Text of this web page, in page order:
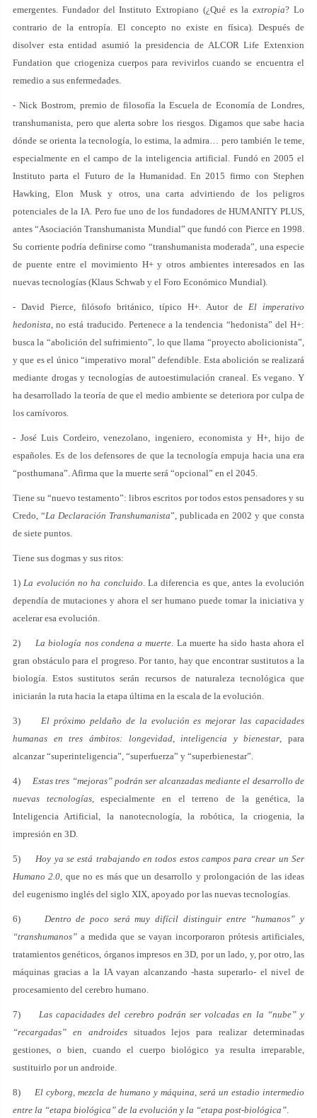
emergentes. Fundador del Instituto Extropiano (¿Qué es laextropia? Lo
contrario de la entropía. El concepto no existe en física). Después de
disolver esta entidad asumió la presidencia de ALCOR Life Extenxion
Fundation que criogeniza cuerpos para revivirlos cuando se encuentra el
remedio a sus enfermedades.
- Nick Bostrom, premio de filosofía la Escuela de Economía de Londres,
transhumanista, pero que alerta sobre los riesgos. Digamos que sabe hacia
dónde se orienta la tecnología, lo estima, la admira… pero también le teme,
especialmente en el campo de la inteligencia artificial. Fundó en 2005 el
Instituto parta el Futuro de la Humanidad. En 2015 firmo con Stephen
Hawking, Elon Musk y otros, una carta advirtiendo de los peligros
potenciales de la IA. Pero fue uno de los fundadores de HUMANITY PLUS,
antes “Asociación Transhumanista Mundial” que fundó con Pierce en 1998.
Su corriente podría definirse como “transhumanista moderada”, una especie
de puente entre el movimiento H+ y otros ambientes interesados en las
nuevas tecnologías (Klaus Schwab y el Foro Económico Mundial).
- David Pierce, filósofo británico, típico H+. Autor de El imperativo
hedonista, no está traducido. Pertenece a la tendencia “hedonista” del H+:
busca la “abolición del sufrimiento”, lo que llama “proyecto abolicionista”,
y que es el único “imperativo moral” defendible. Esta abolición se realizará
mediante drogas y tecnologías de autoestimulación craneal. Es vegano. Y
ha desarrollado la teoría de que el medio ambiente se deteriora por culpa de
los carnívoros.
- José Luis Cordeiro, venezolano, ingeniero, economista y H+, hijo de
españoles. Es de los defensores de que la tecnología empuja hacia una era
“posthumana”. Afirma que la muerte será “opcional” en el 2045.
Tiene su “nuevo testamento”: libros escritos por todos estos pensadores y su
Credo, “La Declaración Transhumanista”, publicada en 2002 y que consta
de siete puntos.
Tiene sus dogmas y sus ritos:
1)La evolución no ha concluido. La diferencia es que, antes la evolución
dependía de mutaciones y ahora el ser humano puede tomar la iniciativa y
acelerar esa evolución.
2)La biología nos condena a muerte. La muerte ha sido hasta ahora el
gran obstáculo para el progreso. Por tanto, hay que encontrar sustitutos a la
biología. Estos sustitutos serán recursos de naturaleza tecnológica que
iniciarán la ruta hacia la etapa última en la escala de la evolución.
3)El próximo peldaño de la evolución es mejorar las capacidades
humanas en tres ámbitos: longevidad, inteligencia y bienestar, para
alcanzar “superinteligencia”, “superfuerza” y “superbienestar”.
4) Estas tres “mejoras” podrán ser alcanzadas mediante el desarrollo de
nuevas tecnologías, especialmente en el terreno de la genética, la
Inteligencia Artificial, la nanotecnología, la robótica, la criogenia, la
impresión en 3D.
5)Hoy ya se está trabajando en todos estos campos para crear un Ser
Humano 2.0, que no es más que un desarrollo y prolongación de las ideas
del eugenismo inglés del siglo XIX, apoyado por las nuevas tecnologías.
6) Dentro de poco será muy difícil distinguir entre “humanos” y
“transhumanos” a medida que se vayan incorporaron prótesis artificiales,
tratamientos genéticos, órganos impresos en 3D, por un lado, y, por otro, las
máquinas gracias a la IA vayan alcanzando -hasta superarlo- el nivel de
procesamiento del cerebro humano.
7) Las capacidades del cerebro podrán ser volcadas en la “nube” y
“recargadas” en androidessituados lejos para realizar determinadas
gestiones, o bien, cuando el cuerpo biológico ya resulta irreparable,
sustituirlo por un androide.
8)El cyborg, mezcla de humano y máquina, será un estadio intermedio
entre la “etapa biológica” de la evolución y la “etapa post-biológica”.